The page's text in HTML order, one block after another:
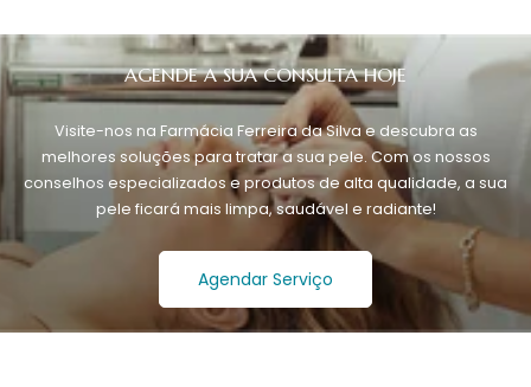
AGENDE A SUA CONSULTA HOJE
Visite-nos na Farmácia Ferreira da Silva e descubra as
melhores soluções para tratar a sua pele. Com os nossos
conselhos especializados e produtos de alta qualidade, a sua
pele ficará mais limpa, saudável e radiante!
Agendar Serviço